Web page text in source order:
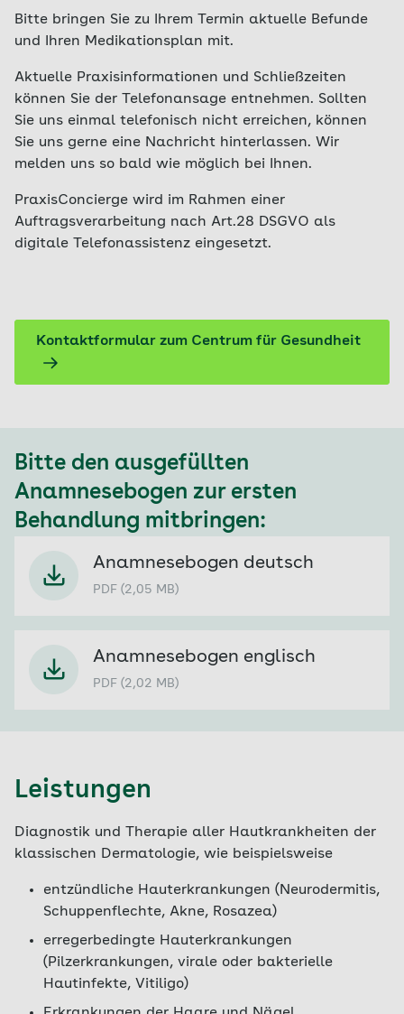
Bitte bringen Sie zu Ihrem Termin aktuelle Befunde
und Ihren Medikationsplan mit.
Aktuelle Praxisinformationen und Schließzeiten
können Sie der Telefonansage entnehmen. Sollten
Sie uns einmal telefonisch nicht erreichen, können
Sie uns gerne eine Nachricht hinterlassen. Wir
melden uns so bald wie möglich bei Ihnen.
PraxisConcierge wird im Rahmen einer
Auftragsverarbeitung nach Art.28 DSGVO als
digitale Telefonassistenz eingesetzt.
Kontaktformular zum Centrum für Gesundheit
Bitte den ausgefüllten
Anamnesebogen zur ersten
Behandlung mitbringen:
Anamnesebogen deutsch
PDF (2,05 MB)
Anamnesebogen englisch
PDF (2,02 MB)
Leistungen
Diagnostik und Therapie aller Hautkrankheiten der
klassischen Dermatologie, wie beispielsweise
entzündliche Hauterkrankungen (Neurodermitis,
Schuppenflechte, Akne, Rosazea)
erregerbedingte Hauterkrankungen
(Pilzerkrankungen, virale oder bakterielle
Hautinfekte, Vitiligo)